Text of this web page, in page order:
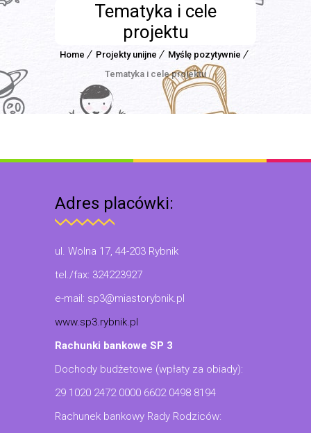
Tematyka i cele
projektu
Home Projekty unijne
Myślę pozytywnie
Tematyka i cele projektu
Adres placówki:
ul. Wolna 17, 44-203 Rybnik
tel./fax: 324223927
e-mail: sp3@miastorybnik.pl
www.sp3.rybnik.pl
Rachunki bankowe SP 3
Dochody budżetowe (wpłaty za obiady):
29 1020 2472 0000 6602 0498 8194
Rachunek bankowy Rady Rodziców: